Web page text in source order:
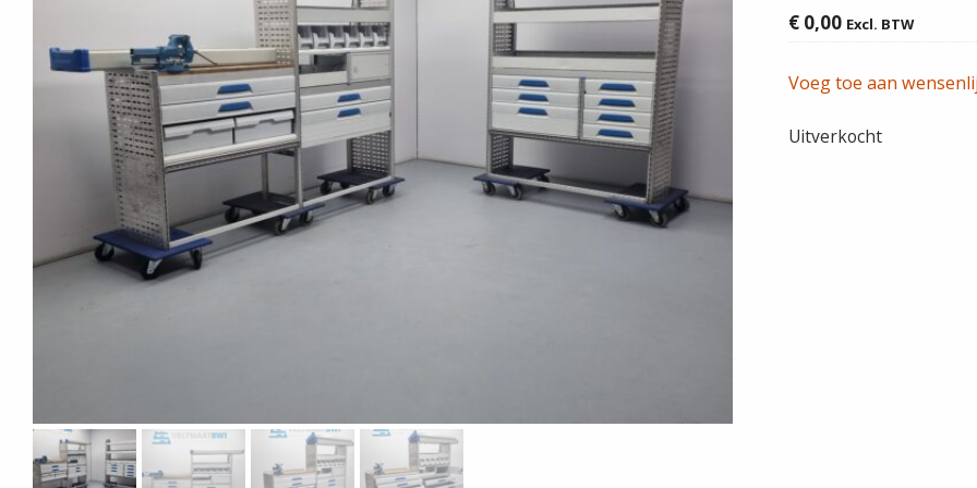
€ 0,00 Excl. BTW
Voeg toe aan
Uitverkocht